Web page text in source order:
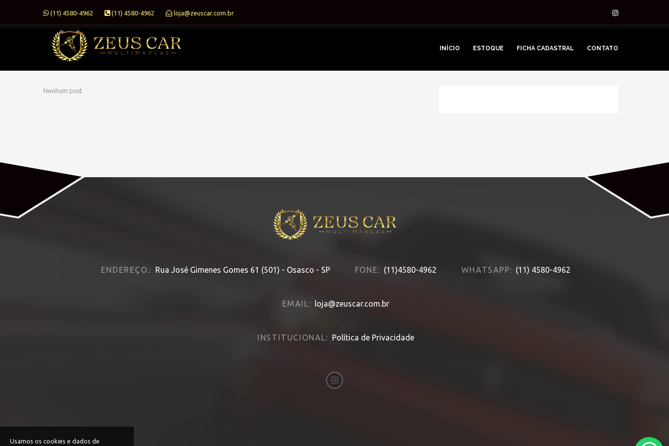
Usamos os cookies e dados de
(11) 4580-4962 (11) 4580-4962 loja@zeuscar.com.br
INÍCIO ESTOQUE FICHA CADASTRAL CONTATO
» MODELO » TRACKER
HOME » MODELO » TRACKER
Nenhum post
ENDEREÇO.: Rua José Gimenes Gomes 61 (501) - Osasco - SP FONE: (11)4580-4962 WHATSAPP: (11) 4580-4962
EMAIL: loja@zeuscar.com.br
INSTITUCIONAL: Política de Privacidade